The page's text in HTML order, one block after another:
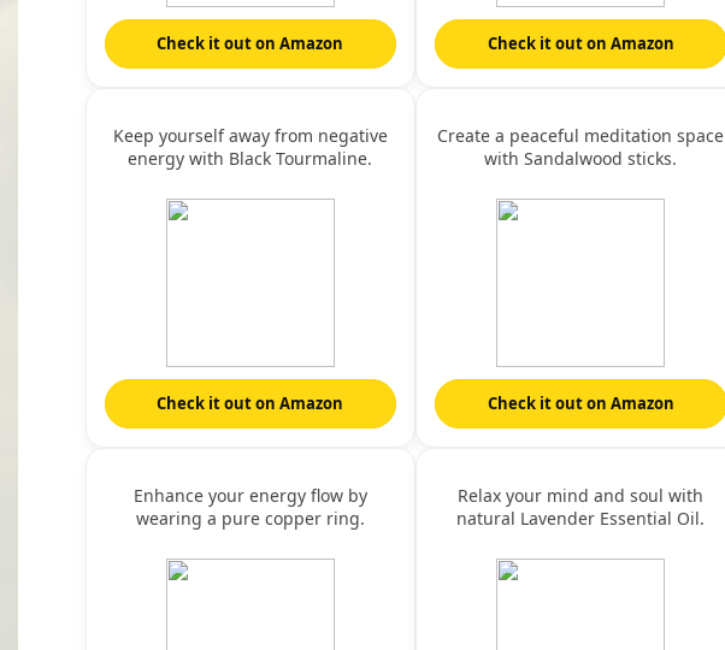
Check it out on Amazon Check it out on Amazon
Keep yourself away from negative
energy with Black Tourmaline.
Check it out on Amazon
Create a peaceful meditation space
with Sandalwood sticks.
Check it out on Amazon
Enhance your energy flow by
wearing a pure copper ring.
Relax your mind and soul with
natural Lavender Essential Oil.